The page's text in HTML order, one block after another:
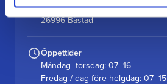
Alutorp, Frestensfällevägen 64
26996 Båstad
Öppettider
Måndag–torsdag: 07–16
Fredag / dag före helgdag: 07–15